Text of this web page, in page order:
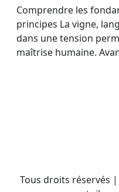
Comprendre les
principes La vigne,
dans une tension
maîtrise humaine.
Tous droits réservés